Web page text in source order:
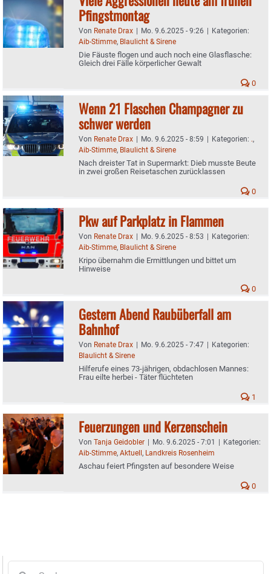
Pfingstmontag
Von Renate Drax | Mo. 9.6.2025 - 9:26 | Kategorien:
Aib-Stimme, Blaulicht & Sirene
Die Fäuste flogen und auch noch eine Glasflasche:
Gleich drei Fälle körperlicher Gewalt
0
Wenn 21 Flaschen Champagner zu
schwer werden
Von Renate Drax | Mo. 9.6.2025 - 8:59 | Kategorien: .,
Aib-Stimme, Blaulicht & Sirene
Nach dreister Tat in Supermarkt: Dieb musste Beute
in zwei großen Reisetaschen zurücklassen
0
Pkw auf Parkplatz in Flammen
Von Renate Drax | Mo. 9.6.2025 - 8:53 | Kategorien:
Aib-Stimme, Blaulicht & Sirene
Kripo übernahm die Ermittlungen und bittet um
Hinweise
0
Gestern Abend Raubüberfall am
Bahnhof
Von Renate Drax | Mo. 9.6.2025 - 7:47 | Kategorien:
Blaulicht & Sirene
Hilferufe eines 73-jährigen, obdachlosen Mannes:
Frau eilte herbei - Täter flüchteten
1
Feuerzungen und Kerzenschein
Von Tanja Geidobler | Mo. 9.6.2025 - 7:01 | Kategorien:
Aib-Stimme, Aktuell, Landkreis Rosenheim
Aschau feiert Pfingsten auf besondere Weise
0